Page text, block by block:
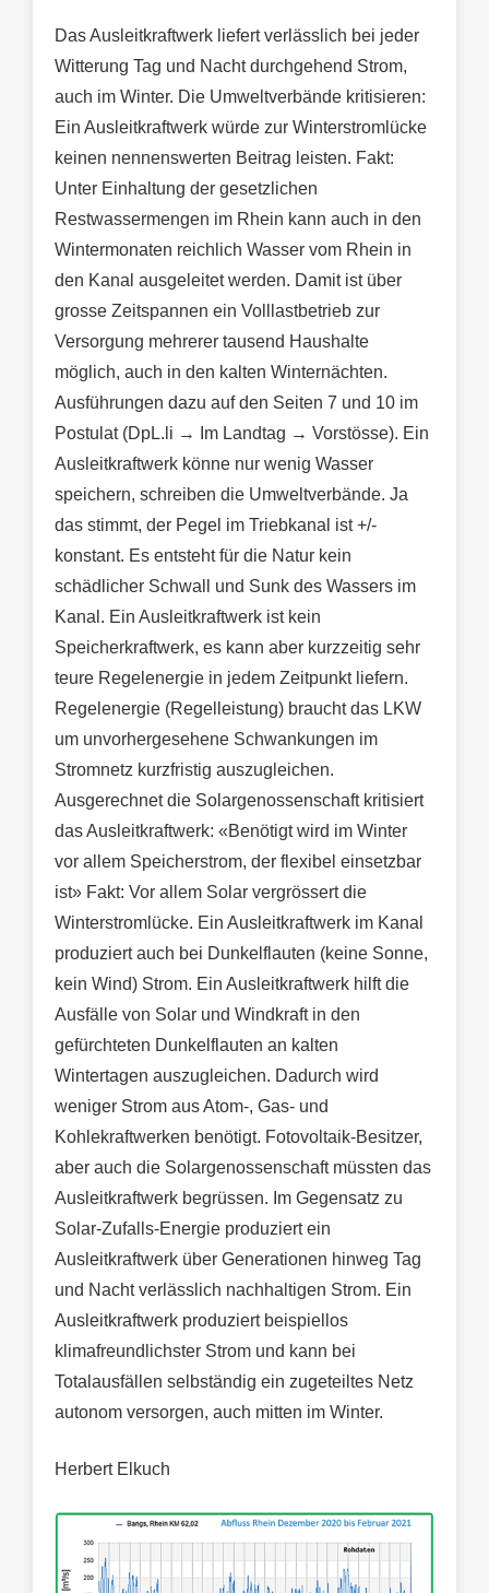
Das Ausleitkraftwerk liefert verlässlich bei jeder
Witterung Tag und Nacht durchgehend Strom,
auch im Winter. Die Umweltverbände kritisieren:
Ein Ausleitkraftwerk würde zur Winterstromlücke
keinen nennenswerten Beitrag leisten. Fakt:
Unter Einhaltung der gesetzlichen
Restwassermengen im Rhein kann auch in den
Wintermonaten reichlich Wasser vom Rhein in
den Kanal ausgeleitet werden. Damit ist über
grosse Zeitspannen ein Volllastbetrieb zur
Versorgung mehrerer tausend Haushalte
möglich, auch in den kalten Winternächten.
Ausführungen dazu auf den Seiten 7 und 10 im
Postulat (DpL.li → Im Landtag → Vorstösse). Ein
Ausleitkraftwerk könne nur wenig Wasser
speichern, schreiben die Umweltverbände. Ja
das stimmt, der Pegel im Triebkanal ist +/-
konstant. Es entsteht für die Natur kein
schädlicher Schwall und Sunk des Wassers im
Kanal. Ein Ausleitkraftwerk ist kein
Speicherkraftwerk, es kann aber kurzzeitig sehr
teure Regelenergie in jedem Zeitpunkt liefern.
Regelenergie (Regelleistung) braucht das LKW
um unvorhergesehene Schwankungen im
Stromnetz kurzfristig auszugleichen.
Ausgerechnet die Solargenossenschaft kritisiert
das Ausleitkraftwerk: «Benötigt wird im Winter
vor allem Speicherstrom, der flexibel einsetzbar
ist» Fakt: Vor allem Solar vergrössert die
Winterstromlücke. Ein Ausleitkraftwerk im Kanal
produziert auch bei Dunkelflauten (keine Sonne,
kein Wind) Strom. Ein Ausleitkraftwerk hilft die
Ausfälle von Solar und Windkraft in den
gefürchteten Dunkelflauten an kalten
Wintertagen auszugleichen. Dadurch wird
weniger Strom aus Atom-, Gas- und
Kohlekraftwerken benötigt. Fotovoltaik-Besitzer,
aber auch die Solargenossenschaft müssten das
Ausleitkraftwerk begrüssen. Im Gegensatz zu
Solar-Zufalls-Energie produziert ein
Ausleitkraftwerk über Generationen hinweg Tag
und Nacht verlässlich nachhaltigen Strom. Ein
Ausleitkraftwerk produziert beispiellos
klimafreundlichster Strom und kann bei
Totalausfällen selbständig ein zugeteiltes Netz
autonom versorgen, auch mitten im Winter.
Herbert Elkuch